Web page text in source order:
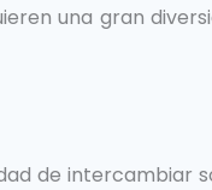
una gran
de intercambiar